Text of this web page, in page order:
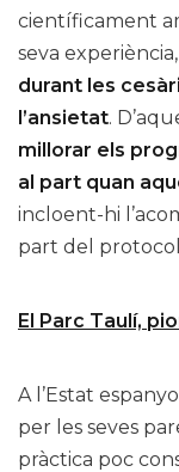
científicament
seva
durant les
l’ansietat.
millorar els
al part quan
incloent-hi
part del
El Parc Taulí,
A l’Estat
per les seves
pràctica poc